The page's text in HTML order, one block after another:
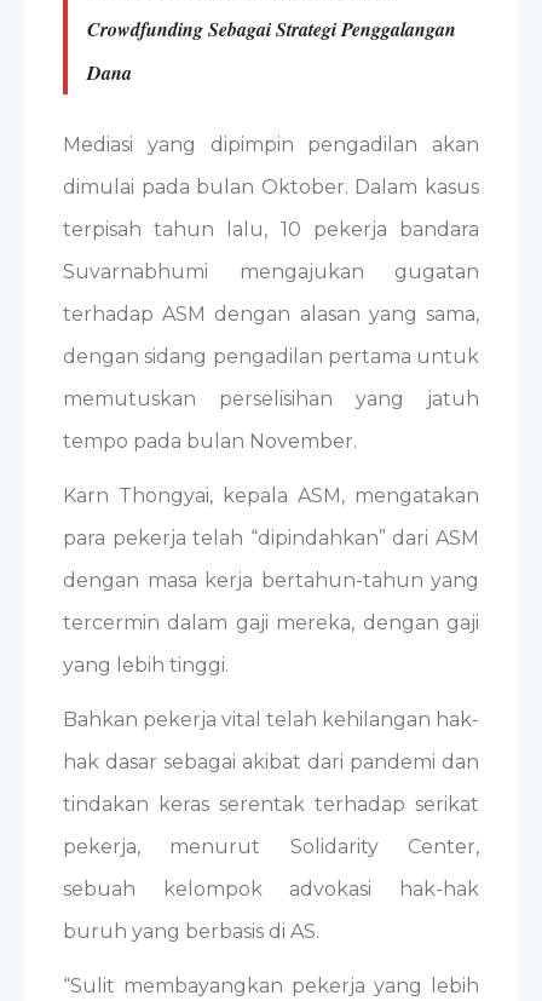
Crowdfunding Sebagai Strategi Penggalangan
Dana
Mediasi yang dipimpin pengadilan akan
dimulai pada bulan Oktober. Dalam kasus
terpisah tahun lalu, 10 pekerja bandara
Suvarnabhumi mengajukan gugatan
terhadap ASM dengan alasan yang sama,
dengan sidang pengadilan pertama untuk
memutuskan perselisihan yang jatuh
tempo pada bulan November.
Karn Thongyai, kepala ASM, mengatakan
para pekerja telah “dipindahkan” dari ASM
dengan masa kerja bertahun-tahun yang
tercermin dalam gaji mereka, dengan gaji
yang lebih tinggi.
Bahkan pekerja vital telah kehilangan hak-
hak dasar sebagai akibat dari pandemi dan
tindakan keras serentak terhadap serikat
pekerja, menurut Solidarity Center,
sebuah kelompok advokasi hak-hak
buruh yang berbasis di AS.
“Sulit membayangkan pekerja yang lebih